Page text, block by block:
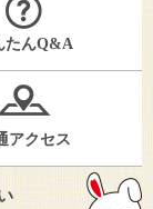
たんQ&A
アクセス